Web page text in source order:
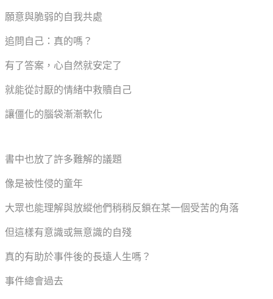
願意與脆弱的自我共處
追問自己：真的嗎？
有了答案，心自然就安定了
就能從討厭的情緒中救贖自己
讓僵化的腦袋漸漸軟化
書中也放了許多難解的議題
像是被性侵的童年
大眾也能理解與放縱他們稍稍反鎖在某一個受苦的角落
但這樣有意識或無意識的自殘
真的有助於事件後的長遠人生嗎？
事件總會過去